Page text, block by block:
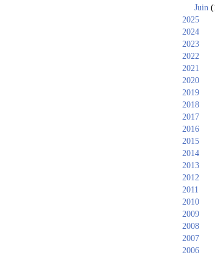
Juin
2025
2024
2023
2022
2021
2020
2019
2018
2017
2016
2015
2014
2013
2012
2011
2010
2009
2008
2007
2006